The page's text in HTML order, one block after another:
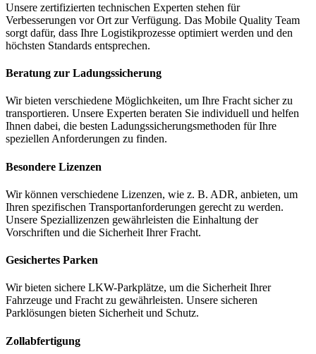
Unsere zertifizierten technischen Experten stehen für
Verbesserungen vor Ort zur Verfügung. Das Mobile Quality Team
sorgt dafür, dass Ihre Logistikprozesse optimiert werden und den
höchsten Standards entsprechen.
Beratung zur Ladungssicherung
Wir bieten verschiedene Möglichkeiten, um Ihre Fracht sicher zu
transportieren. Unsere Experten beraten Sie individuell und helfen
Ihnen dabei, die besten Ladungssicherungsmethoden für Ihre
speziellen Anforderungen zu finden.
Besondere Lizenzen
Wir können verschiedene Lizenzen, wie z. B. ADR, anbieten, um
Ihren spezifischen Transportanforderungen gerecht zu werden.
Unsere Speziallizenzen gewährleisten die Einhaltung der
Vorschriften und die Sicherheit Ihrer Fracht.
Gesichertes Parken
Wir bieten sichere LKW-Parkplätze, um die Sicherheit Ihrer
Fahrzeuge und Fracht zu gewährleisten. Unsere sicheren
Parklösungen bieten Sicherheit und Schutz.
Zollabfertigung